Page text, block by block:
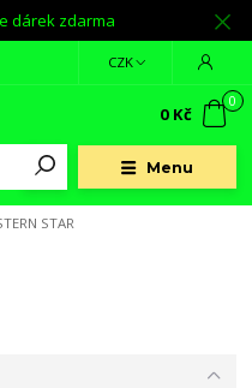
dárek zdarma
Menu
CZK
0
0 Kč
STAR